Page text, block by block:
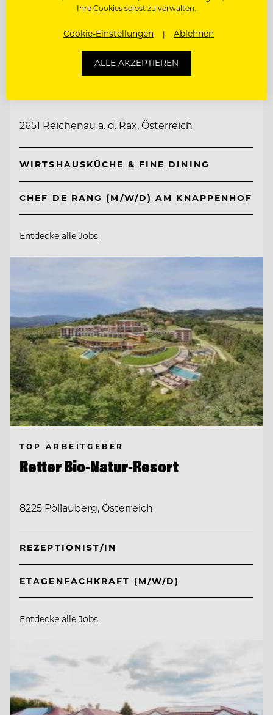
TOP ARBEITGEBER
2651 Reichenau a. d. Rax, Österreich
WIRTSHAUSKÜCHE & FINE DINING
CHEF DE RANG (M/W/D) AM KNAPPENHOF
Entdecke alle Jobs
TOP ARBEITGEBER
Retter Bio-Natur-Resort
8225 Pöllauberg, Österreich
REZEPTIONIST/IN
ETAGENFACHKRAFT (M/W/D)
Entdecke alle Jobs
Ihre Cookies selbst zu verwalten.
Cookie-Einstellungen Ablehnen
ALLE AKZEPTIEREN